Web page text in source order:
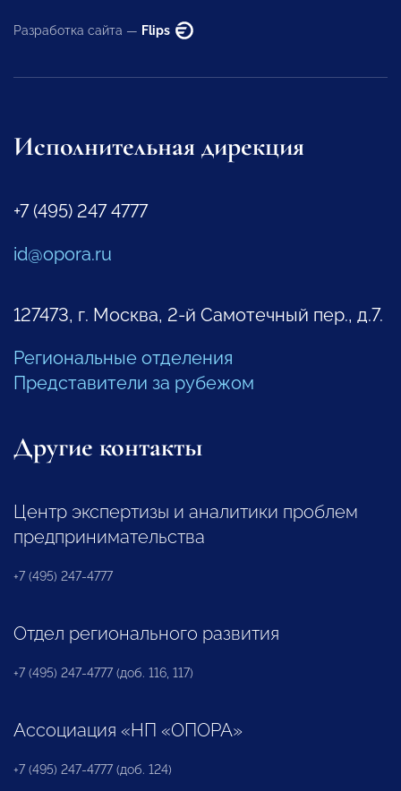
Разработка сайта — Flips
Исполнительная дирекция
+7 (495) 247 4777
id@opora.ru
127473, г. Москва, 2-й Самотечный пер., д.7.
Региональные отделения
Представители за рубежом
Другие контакты
Центр экспертизы и аналитики проблем
предпринимательства
+7 (495) 247-4777
Отдел регионального развития
+7 (495) 247-4777 (доб. 116, 117)
Ассоциация «НП «ОПОРА»
+7 (495) 247-4777 (доб. 124)